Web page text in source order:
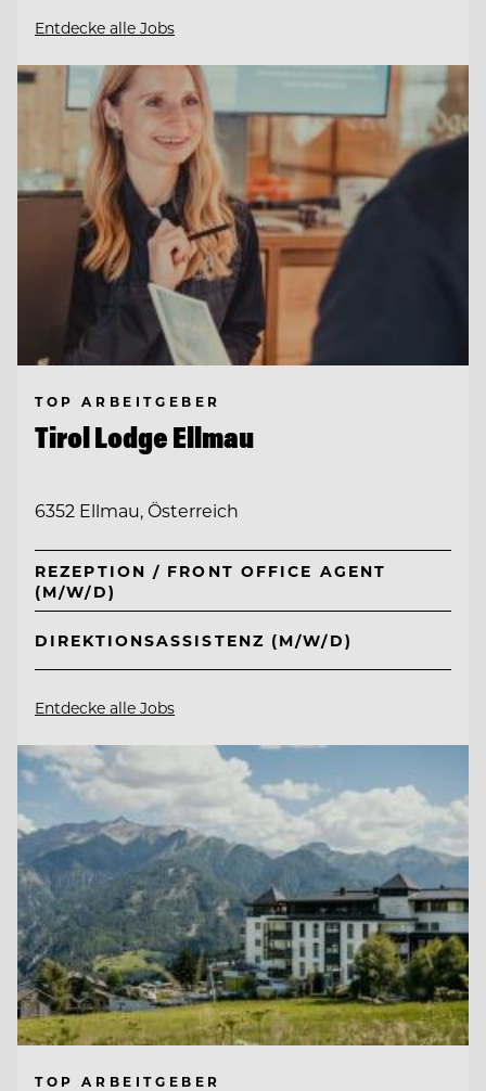
Entdecke alle Jobs
TOP ARBEITGEBER
Tirol Lodge Ellmau
6352 Ellmau, Österreich
REZEPTION / FRONT OFFICE AGENT
(M/W/D)
DIREKTIONSASSISTENZ (M/W/D)
Entdecke alle Jobs
TOP ARBEITGEBER